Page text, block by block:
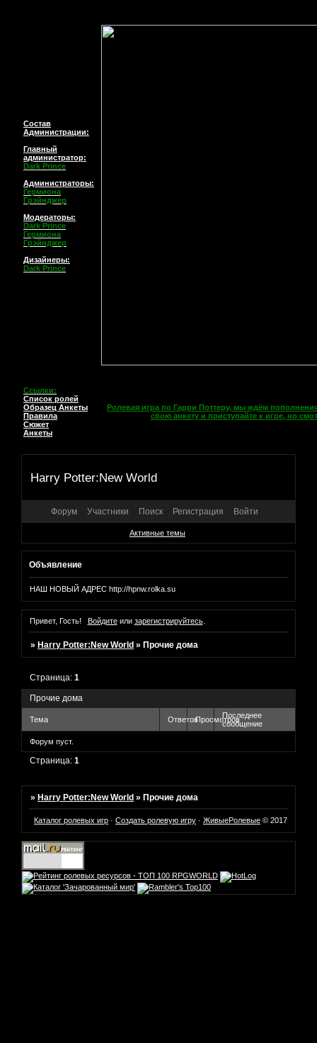
Состав
Администрации:
Главный
администратор:
Dark Prince
Администраторы:
Гермиона
Грэйнджер
Модераторы:
Dark Prince
Гермиона
Грэйнджер
Дизайнеры:
Dark Prince
Ссылки:
Список ролей
Образец Анкеты
Правила
Сюжет
Анкеты
Ролевая игра по Гарри Поттеру, мы ждём
свою анкету и приступайте к игре, но
Harry Potter:New World
Форум Участники Поиск Регистрация Войти
Активные темы
Объявление
НАШ НОВЫЙ АДРЕС http://hpnw.rolka.su
Привет, Гость! Войдитеили зарегистрируйтесь.
» Harry Potter:New World » Прочие дома
Прочие дома
Страница:1
Тема ОтветовПросмотровПоследнее
сообщение
Форум пуст.
Страница:1
» Harry Potter:New World » Прочие дома
Каталог ролевых игр · Создать ролевую игру · ЖивыеРолевые © 2017